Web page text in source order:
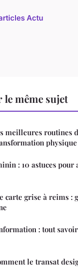
Actu
même sujet
meilleures routines
physique
: 10 astuces
carte grise à reims :
: tout
le transat